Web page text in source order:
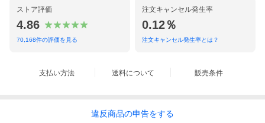
大人の品格漂う
最高級のシープスキンを使用した『SCHAF/シャーフ』シリー
ストア評価
4.86
70,168件の評価を見る
注文キャンセル発生率
0.12％
注文キャンセル発生率とは？
支払い方法 送料について 販売条件
違反商品の申告をする